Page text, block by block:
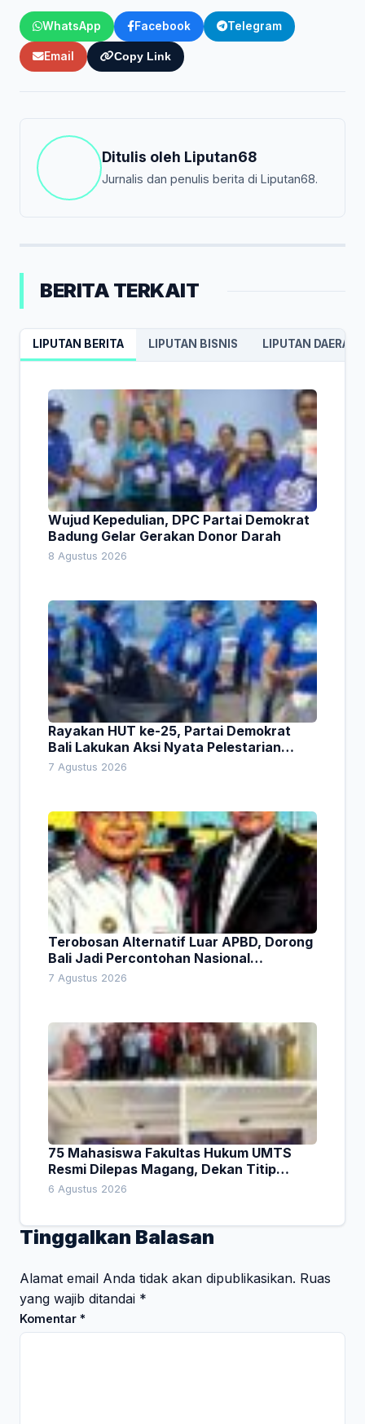
WhatsApp Facebook Telegram
Email Copy Link
Ditulis oleh Liputan68
Jurnalis dan penulis berita di Liputan68.
BERITA TERKAIT
LIPUTAN BERITA LIPUTAN BISNIS LIPUTAN DAERAH
Wujud Kepedulian, DPC Partai Demokrat
Badung Gelar Gerakan Donor Darah
8 Agustus 2026
Rayakan HUT ke-25, Partai Demokrat
Bali Lakukan Aksi Nyata Pelestarian
Lingkungan
7 Agustus 2026
Terobosan Alternatif Luar APBD, Dorong
Bali Jadi Percontohan Nasional
Pembiayaan Daerah
7 Agustus 2026
75 Mahasiswa Fakultas Hukum UMTS
Resmi Dilepas Magang, Dekan Titip
Empat Pesan Penting
6 Agustus 2026
Tinggalkan Balasan
Alamat email Anda tidak akan dipublikasikan. Ruas
yang wajib ditandai *
Komentar *